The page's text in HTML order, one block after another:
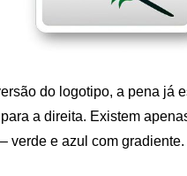
do logotipo, a pena já
a direita. Existem
verde e azul com gradiente.